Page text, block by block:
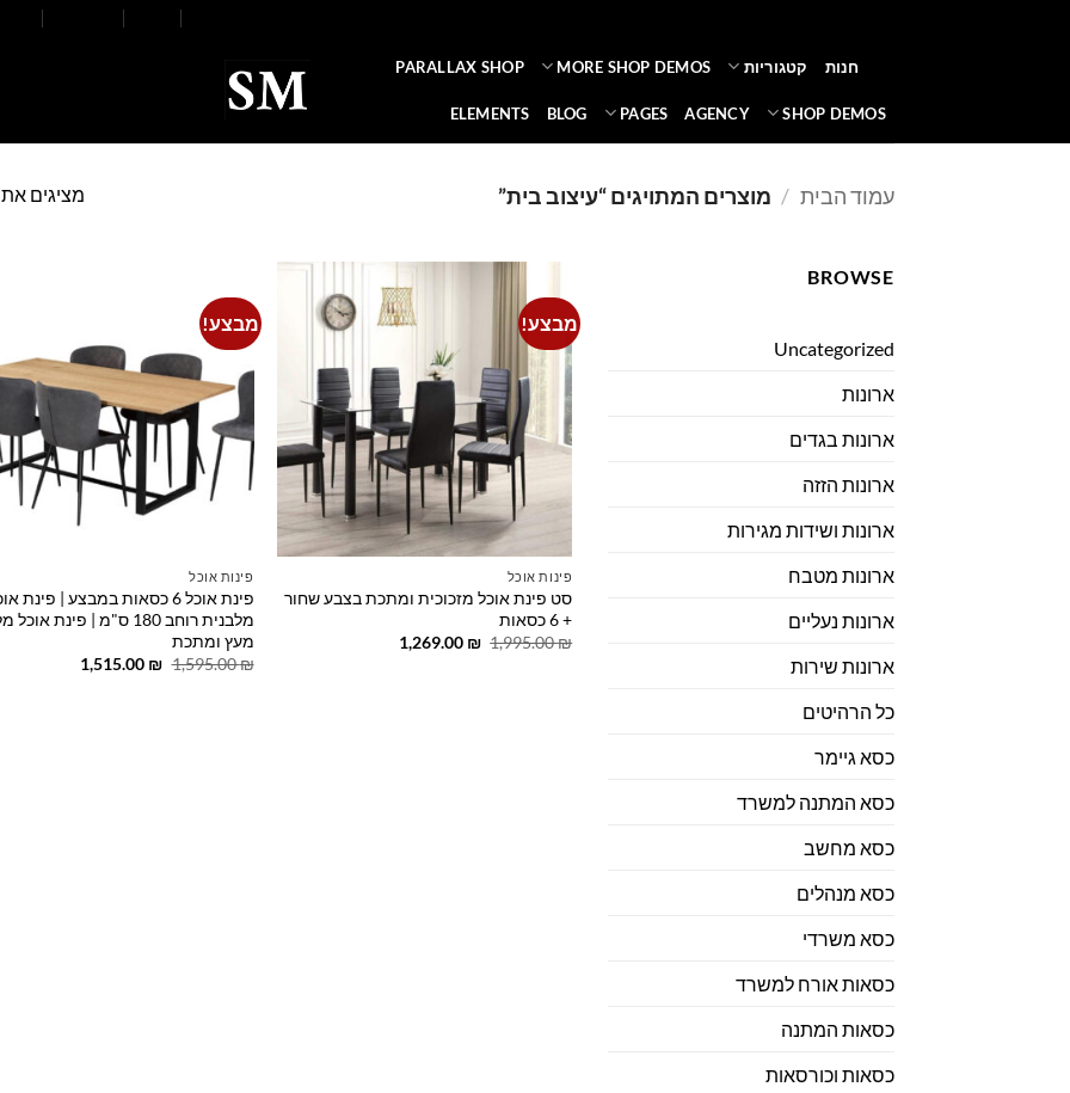
חנות קטגוריות MORE SHOP DEMOS
PARALLAX SHOP
SHOP DEMOS
AGENCY
PAGES
BLOG
ELEMENTS
עמוד הבית / מוצרים המתויגים “עיצוב בית” מציגים את כל ⁦3⁩
BROWSE
Uncategorized
ארונות
ארונות בגדים
ארונות הזזה
ארונות ושידות מגירות
ארונות מטבח
ארונות נעליים
ארונות שירות
כל הרהיטים
כסא גיימר
כסא המתנה למשרד
כסא מחשב
כסא מנהלים
כסא משרדי
כסאות אורח למשרד
כסאות המתנה
כסאות וכורסאות
מבצע!
Add to
פינות אוכל
סט פינת אוכל מזכוכית ומתכת בצבע שחור
+ 6 כסאות
1,995.00₪
המחיר
1,269.00 ₪
מבצע!
פינות אוכל
פינת אוכל 6 כסאות במבצע | פינת
מלבנית רוחב 180 ס"מ | פינת
מעץ ומתכת
1,595.00₪
המחיר
1,515.00 ₪
המחיר